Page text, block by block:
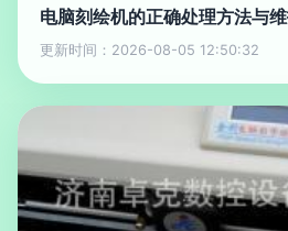
电脑刻绘机的正确处理方法与
更新时间：2026-08-05 12:50:32